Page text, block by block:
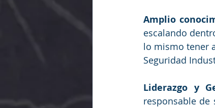
Amplio
escalando
lo mismo tener
Seguridad
Liderazgo y
responsable de